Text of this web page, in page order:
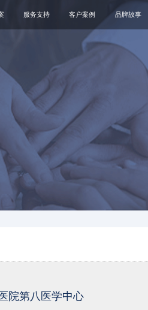
体
案
案
服务支持
医院云安全服务
客户案例 品牌故事
品牌资讯
院第八医学中心